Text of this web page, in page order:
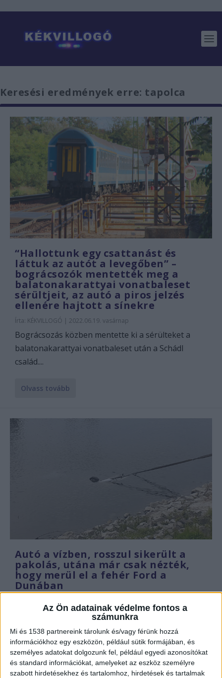
Az Ön adatainak védelme fontos a
számunkra
Mi és 1538 partnereink tárolunk és/vagy férünk hozzá
információkhoz egy eszközön, például sütik formájában, és
személyes adatokat dolgozunk fel, például egyedi azonosítókat
és standard információkat, amelyeket az eszköz személyre
szabott hirdetésekhez és tartalomhoz, hirdetések és tartalmak
Keresési eredmények erre: tapolca
“Hallottunk egy csattanást és
láttuk az autót a levegőben” –
bográcsozók mentették meg a
balatonakarattyai vonatbaleset
sérültjeit, az autó a piros jelzés
ellenére hajtott a sínekre
Írta: KÉKVILLOGÓ | 2022.06.19. vasárnap
Bográcsozás közben mentette ki a sérülteket a
balatonakarattyai vonatbaleset után a Schádl
család....
Olvass tovább
Autó a vízben, rosszul sikerült a
pakolás, utána már csak nézték,
hogy merül el a fehér Ford a
Dunában
Belegurult a Sugovicába, és elsüllyedt egy autó
vasárnap délelőtt Bajánál. Búvároknak kellett...
Olvass tovább